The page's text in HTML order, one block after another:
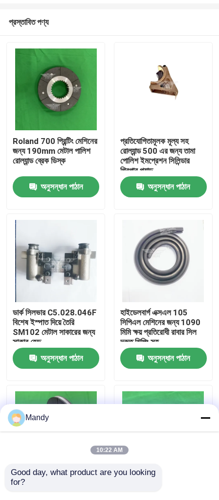
পণ্য
আমাদের সম্পর্কে
কারখানা পরিদর্শন
গুণমান নিয়ন্ত্রণ
আমাদের সাথে যোগাযোগ করুন
খবর
মামলা
প্রস্তাবিত পণ্য
Roland 700 প্রিন্টিং মেশিনের
জন্য 190mm মেটাল পালিশ
রোল্যান্ড ব্রেক ডিস্ক
অনুসন্ধান পাঠান
প্রতিযোগিতামূলক মূল্য সহ
রোল্যান্ড 500 এর জন্য তামা
পোলিশ ইমপ্রেশন সিলিন্ডার
গ্রিপার প্যাড
অনুসন্ধান পাঠান
ডার্ক সিলভার C5.028.046F
বিশেষ ইস্পাত দিয়ে তৈরি
SM102 মেটাল সাকারের জন্য
সাকার হেড
অনুসন্ধান পাঠান
হাইডেলবার্গ এক্সএল 105
সিপিএল মেশিনের জন্য 1090
মিমি ক্ষয় প্রতিরোধী রাবার সিল
দ্রুত শিপিং সহ
অনুসন্ধান পাঠান
রোল্যান্ড ৭০০ এর জন্য ১৯০
Mandy
10:22 AM
Good day, what product are you looking
for?